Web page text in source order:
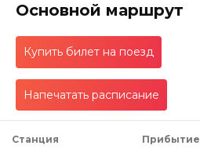
Основной маршрут
Купить билет на поезд
Напечатать расписание
Станция Прибытие